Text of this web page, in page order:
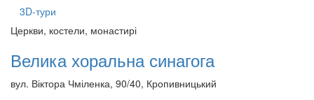
3D-тури
Церкви, костели, монастирі
Велика хоральна синагога
вул. Віктора Чміленка, 90/40, Кропивницький